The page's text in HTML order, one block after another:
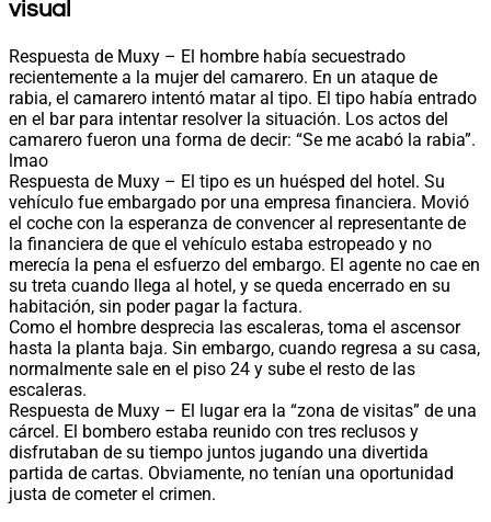
visual
Respuesta de Muxy – El hombre había secuestrado
recientemente a la mujer del camarero. En un ataque de
rabia, el camarero intentó matar al tipo. El tipo había entrado
en el bar para intentar resolver la situación. Los actos del
camarero fueron una forma de decir: “Se me acabó la rabia”.
lmao
Respuesta de Muxy – El tipo es un huésped del hotel. Su
vehículo fue embargado por una empresa financiera. Movió
el coche con la esperanza de convencer al representante de
la financiera de que el vehículo estaba estropeado y no
merecía la pena el esfuerzo del embargo. El agente no cae en
su treta cuando llega al hotel, y se queda encerrado en su
habitación, sin poder pagar la factura.
Como el hombre desprecia las escaleras, toma el ascensor
hasta la planta baja. Sin embargo, cuando regresa a su casa,
normalmente sale en el piso 24 y sube el resto de las
escaleras.
Respuesta de Muxy – El lugar era la “zona de visitas” de una
cárcel. El bombero estaba reunido con tres reclusos y
disfrutaban de su tiempo juntos jugando una divertida
partida de cartas. Obviamente, no tenían una oportunidad
justa de cometer el crimen.